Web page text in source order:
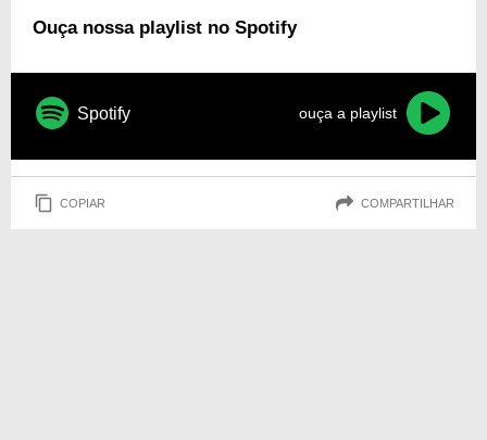
vida, além de uma pessoa de muita fé. Confira motivos para você
Ouça nossa playlist no Spotify
Spotify ouça a playlist
COPIAR COMPARTILHAR